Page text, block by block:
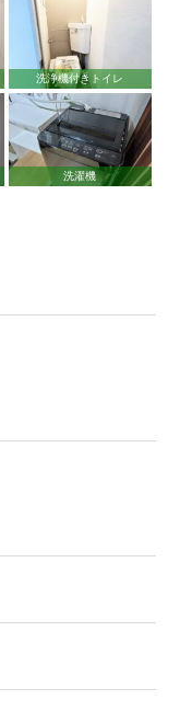
洗浄機付きトイレ
洗濯機